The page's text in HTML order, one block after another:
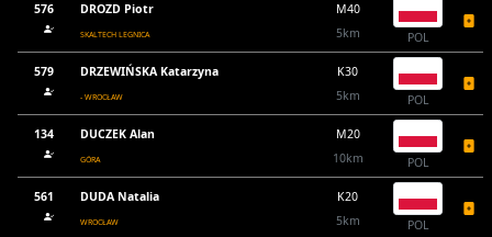
576 DROZD Piotr
SKALTECH LEGNICA
M40
5km
POL
579 DRZEWIŃSKA Katarzyna
- WROCŁAW
K30
5km
POL
134 DUCZEK Alan
GÓRA
M20
10km
POL
561 DUDA Natalia
WROCŁAW
K20
5km
POL